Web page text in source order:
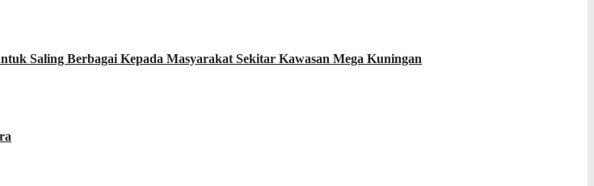
Saling Berbagai Kepada Masyarakat Sekitar Kawasan Mega Kuningan